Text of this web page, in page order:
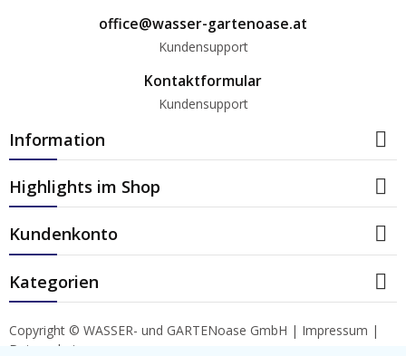
office@wasser-gartenoase.at
Kundensupport
Kontaktformular
Kundensupport
Information 
Highlights im Shop 
Kundenkonto 
Kategorien 
Copyright © WASSER- und GARTENoase GmbH | Impressum |
Datenschutz